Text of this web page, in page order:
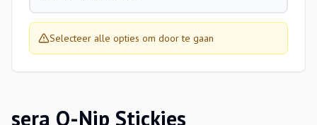
Selecteer alle opties om door te gaan
sera O-Nip Stickies